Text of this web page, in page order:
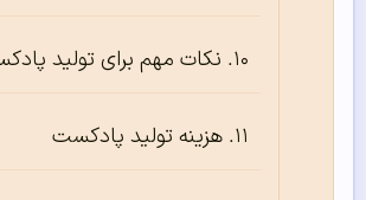
نکات مهم برای تولید
هزینه تولید پادکست